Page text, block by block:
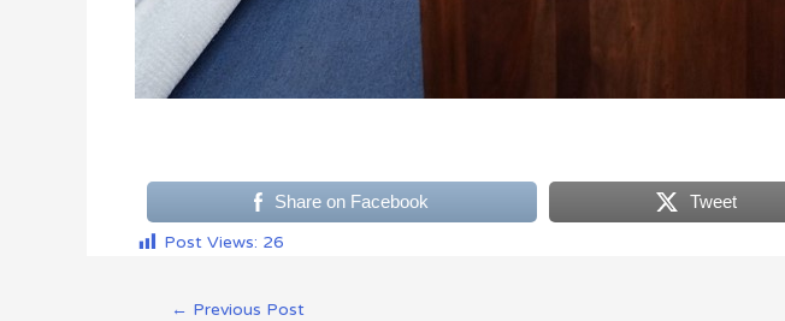
Share on Facebook Tweet
Post Views: 26
← Previous Post